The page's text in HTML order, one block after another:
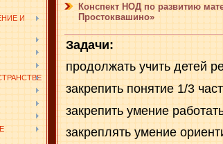
И
Конспект НОД по развитию
Простоквашино»
Задачи:
продолжать учить детей
закрепить понятие 1/3
закрепить умение
закреплять умение